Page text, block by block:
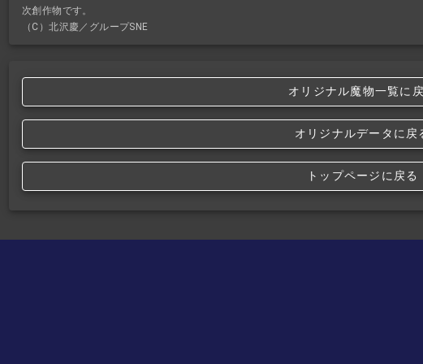
次創作物です。
（C）北沢慶／グループSNE
オリジナル魔物一覧に
オリジナルデータに戻
トップページに戻る